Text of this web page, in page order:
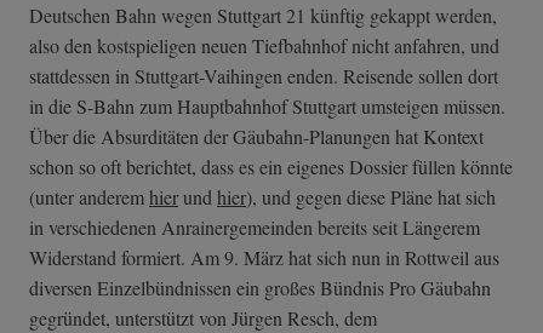
Deutschen Bahn wegen Stuttgart 21 künftig gekappt werden,
also den kostspieligen neuen Tiefbahnhof nicht anfahren, und
stattdessen in Stuttgart-Vaihingen enden. Reisende sollen dort
in die S-Bahn zum Hauptbahnhof Stuttgart umsteigen müssen.
Über die Absurditäten der Gäubahn-Planungen hat Kontext
schon so oft berichtet, dass es ein eigenes Dossier füllen könnte
(unter anderemhierundhier), und gegen diese Pläne hat sich
in verschiedenen Anrainergemeinden bereits seit Längerem
Widerstand formiert. Am 9. März hat sich nun in Rottweil aus
diversen Einzelbündnissen ein großes Bündnis Pro Gäubahn
gegründet, unterstützt von Jürgen Resch, dem